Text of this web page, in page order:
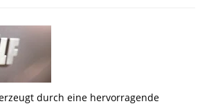
durch eine hervorragende